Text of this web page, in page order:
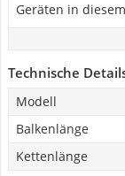
Geräten in
Technische
Modell
Balkenlänge
Kettenlänge